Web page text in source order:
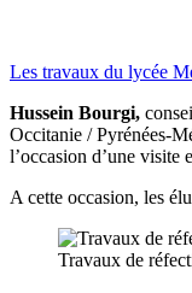
Les travaux du lycée
Hussein Bourgi,
Occitanie / Pyrénées-
l’occasion d’une visite
A cette occasion, les
Travaux de